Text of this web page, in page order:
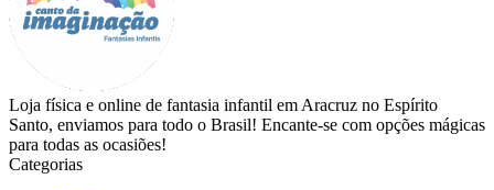
Loja física e online de fantasia infantil em Aracruz no Espírito
Santo, enviamos para todo o Brasil! Encante-se com opções mágicas
para todas as ocasiões!
Categorias